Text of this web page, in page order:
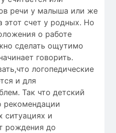
речи у малыша или же
этот счет у родных. Но
о работе
сделать ощутимо
говорить.
логопедические
и для
Так что детский
рекомендации
ситуациях и
рождения до